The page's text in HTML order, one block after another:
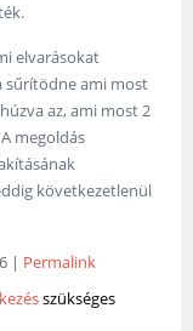
elvarásokat
sűrítödne ami most
az, ami most 2
megoldás
következetlenül
| Permalink
szükséges